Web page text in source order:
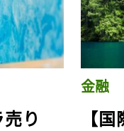
り
金融
【